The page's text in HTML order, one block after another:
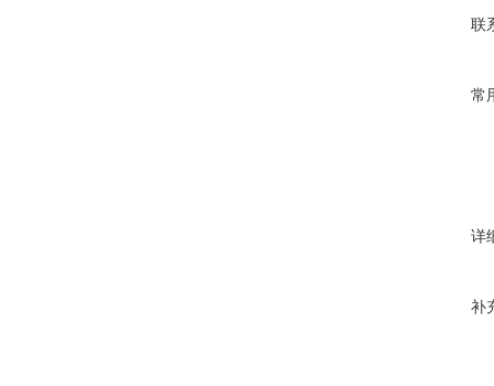
联
常
详
补